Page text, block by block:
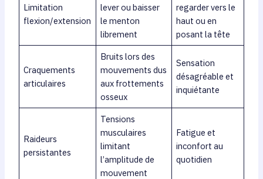
Limitation
flexion/extension
lever ou baisser
le menton
librement
regarder vers le
haut ou en
posant la tête
Craquements
articulaires
Bruits lors des
mouvements dus
aux frottements
osseux
Sensation
désagréable et
inquiétante
Raideurs
persistantes
Tensions
musculaires
limitant
l’amplitude de
mouvement
Fatigue et
inconfort au
quotidien